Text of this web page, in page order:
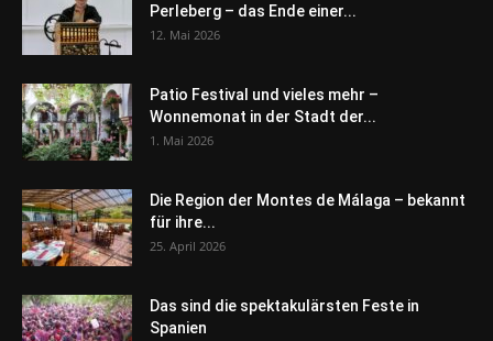
Perleberg – das Ende einer...
12. Mai 2026
Patio Festival und vieles mehr –
Wonnemonat in der Stadt der...
1. Mai 2026
Die Region der Montes de Málaga – bekannt
für ihre...
25. April 2026
Das sind die spektakulärsten Feste in
Spanien